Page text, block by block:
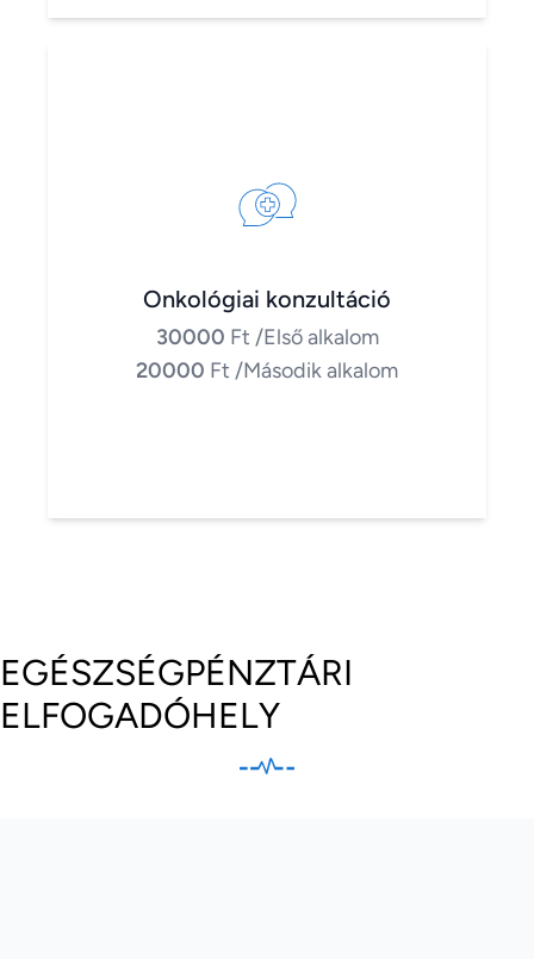
Onkológiai konzultáció
30000 Ft /Első alkalom
20000 Ft /Második alkalom
EGÉSZSÉGPÉNZTÁRI
ELFOGADÓHELY